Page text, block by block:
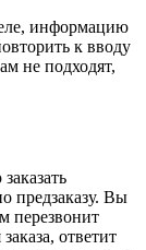
информацию
к вводу
не подходят,
предзаказу. Вы
перезвонит
ответит